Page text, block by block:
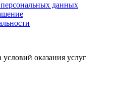
данных
условий оказания услуг